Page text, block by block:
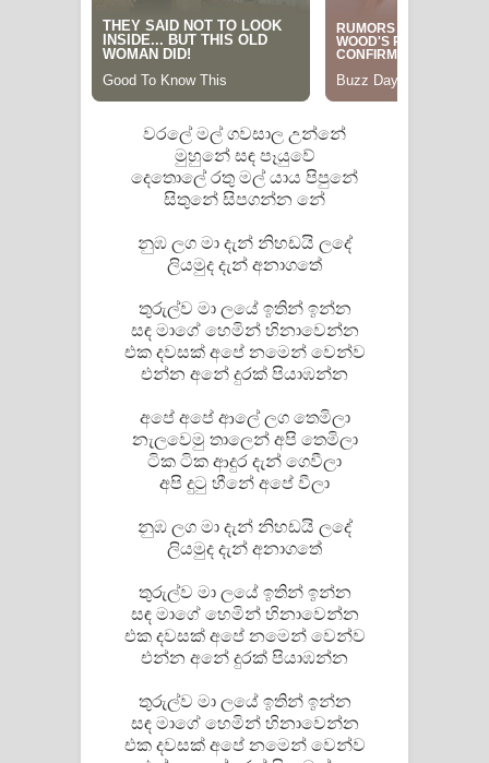
වරලේ මල් ගවසාල උන්නේ
මුහුනේ සඳ පෑයුවේ
දෙතොලේ රතු මල් යාය පිපුනේ
සිතුනේ සිපගන්න නේ
නුඹ ලග මා දැන් නිහඩයි ලදේ
ලියමුද දැන් අනාගතේ
තුරුල්ව මා ලයේ ඉතින් ඉන්න
සඳ මාගේ හෙමින් හිනාවෙන්න
එක දවසක් අපේ නමෙන් වෙන්ව
එන්න අනේ දුරක් පියාඹන්න
අපේ අපේ ආලේ ලග තෙමිලා
නැලවෙමු තාලෙන් අපි තෙමිලා
ටික ටික ආදුර දැන් ගෙවීලා
අපි දුටු හීනේ අපේ වීලා
නුඹ ලග මා දැන් නිහඩයි ලදේ
ලියමුද දැන් අනාගතේ
තුරුල්ව මා ලයේ ඉතින් ඉන්න
සඳ මාගේ හෙමින් හිනාවෙන්න
එක දවසක් අපේ නමෙන් වෙන්ව
එන්න අනේ දුරක් පියාඹන්න
තුරුල්ව මා ලයේ ඉතින් ඉන්න
සඳ මාගේ හෙමින් හිනාවෙන්න
එක දවසක් අපේ නමෙන් වෙන්ව